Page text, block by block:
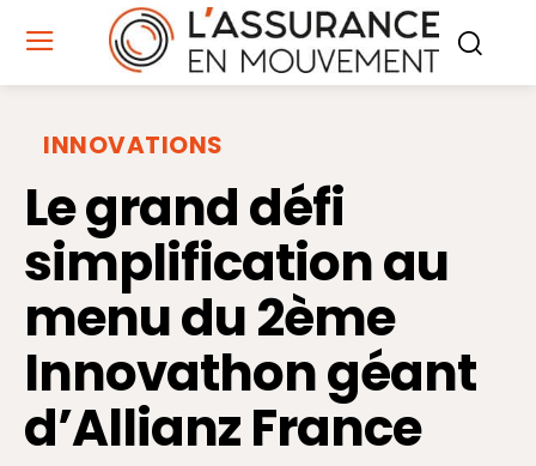
INNOVATIONS
Le grand défi
simplification au
menu du 2ème
Innovathon géant
d’Allianz France